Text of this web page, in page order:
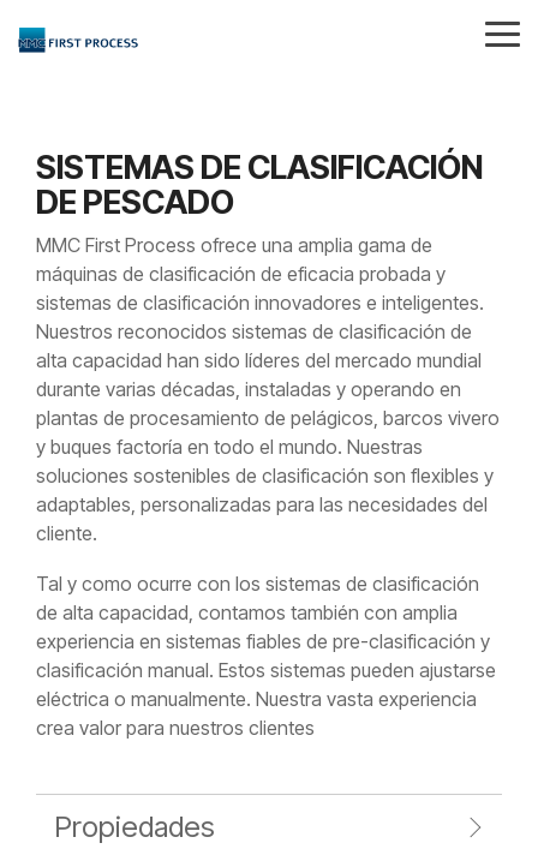
to
the
SISTEMAS DE CLASIFICACIÓN
DE PESCADO
MMC First Process ofrece una amplia gama de
máquinas de clasificación de eficacia probada y
sistemas de clasificación innovadores e inteligentes.
Nuestros reconocidos sistemas de clasificación de
alta capacidad han sido líderes del mercado mundial
durante varias décadas, instaladas y operando en
plantas de procesamiento de pelágicos, barcos vivero
y buques factoría en todo el mundo. Nuestras
soluciones sostenibles de clasificación son flexibles y
adaptables, personalizadas para las necesidades del
cliente.
Tal y como ocurre con los sistemas de clasificación
de alta capacidad, contamos también con amplia
experiencia en sistemas fiables de pre-clasificación y
clasificación manual. Estos sistemas pueden ajustarse
eléctrica o manualmente. Nuestra vasta experiencia
crea valor para nuestros clientes
Propiedades